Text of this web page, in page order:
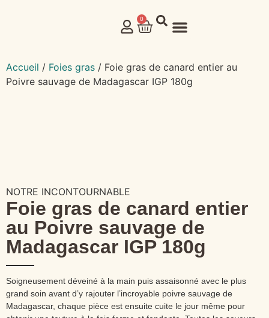
0
Accueil / Foies gras / Foie gras de canard entier au
Poivre sauvage de Madagascar IGP 180g
NOTRE INCONTOURNABLE
Foie gras de canard entier
au Poivre sauvage de
Madagascar IGP 180g
Soigneusement déveiné à la main puis assaisonné avec le plus
grand soin avant d’y rajouter l’incroyable poivre sauvage de
Madagascar, chaque pièce est ensuite cuite le jour même pour